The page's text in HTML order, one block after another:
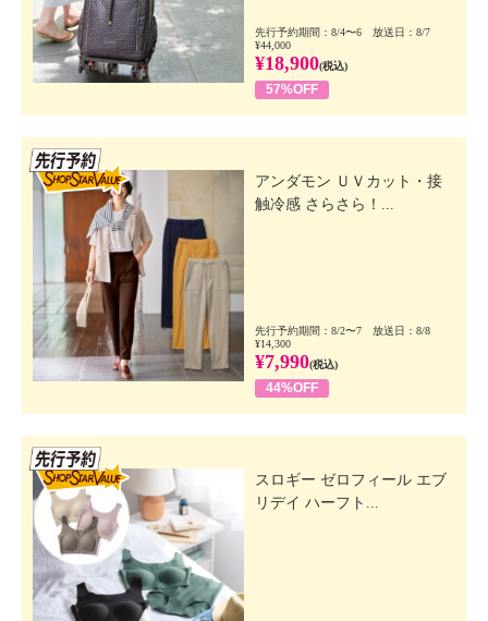
先行予約期間：8/4〜6 放送日：8/7
¥44,000
¥18,900(税込)
57%OFF
アンダモン ＵＶカット・接
触冷感 さらさら！...
先行予約期間：8/2〜7 放送日：8/8
¥14,300
¥7,990(税込)
44%OFF
スロギー ゼロフィール エブ
リデイ ハーフト...